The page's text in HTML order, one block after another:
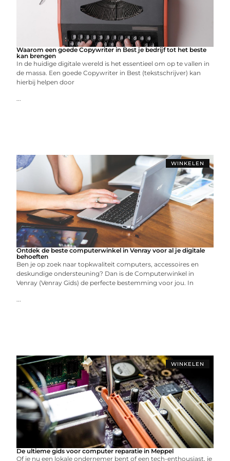
Waarom een goede Copywriter in Best je bedrijf tot het beste
kan brengen
In de huidige digitale wereld is het essentieel om op te vallen in
de massa. Een goede Copywriter in Best (tekstschrijver) kan
hierbij helpen door
...
WINKELEN
Ontdek de beste computerwinkel in Venray voor al je digitale
behoeften
Ben je op zoek naar topkwaliteit computers, accessoires en
deskundige ondersteuning? Dan is de Computerwinkel in
Venray (Venray Gids) de perfecte bestemming voor jou. In
...
WINKELEN
De ultieme gids voor computer reparatie in Meppel
Of je nu een lokale ondernemer bent of een tech-enthousiast, je